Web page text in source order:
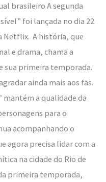
brasileiro A segunda
foi lançada no dia 22
Netflix. A história, que
e drama, chama a
sua primeira temporada.
ainda mais aos fãs.
mantém a qualidade da
para o
acompanhando o
agora precisa lidar com a
na cidade do Rio de
primeira temporada,